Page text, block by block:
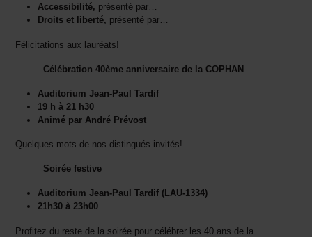
Accessibilité, présenté par…
Droits et liberté, présenté par…
Félicitations aux lauréats!
Célébration 40ème anniversaire de la COPHAN
Auditorium Jean-Paul Tardif
19 h à 21 h30
Animé par André Prévost
Quelques mots de nos distingués invités!
Soirée festive
Auditorium Jean-Paul Tardif (LAU-1334)
21h30 à 23h00
Profitez du reste de la soirée pour célébrer les 40 ans de la